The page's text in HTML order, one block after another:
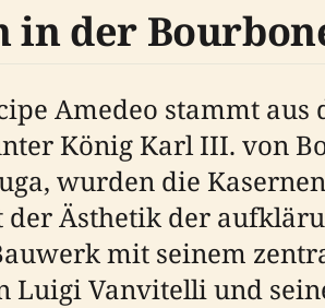
der
Amedeo stammt
König Karl III. von
wurden die
Ästhetik der
mit seinem
Luigi Vanvitelli und